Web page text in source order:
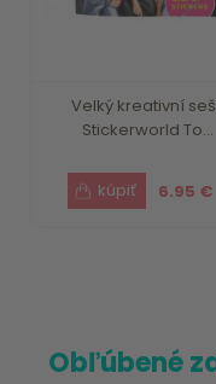
Velký kreativní
Stickerworld To...
6.95 €
Obľúbené